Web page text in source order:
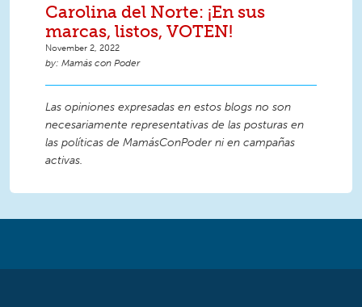
Carolina del Norte: ¡En sus
marcas, listos, VOTEN!
November 2, 2022
Mamás con Poder
Las opiniones expresadas en estos blogs no son
necesariamente representativas de las posturas en
las políticas de MamásConPoder ni en campañas
activas.